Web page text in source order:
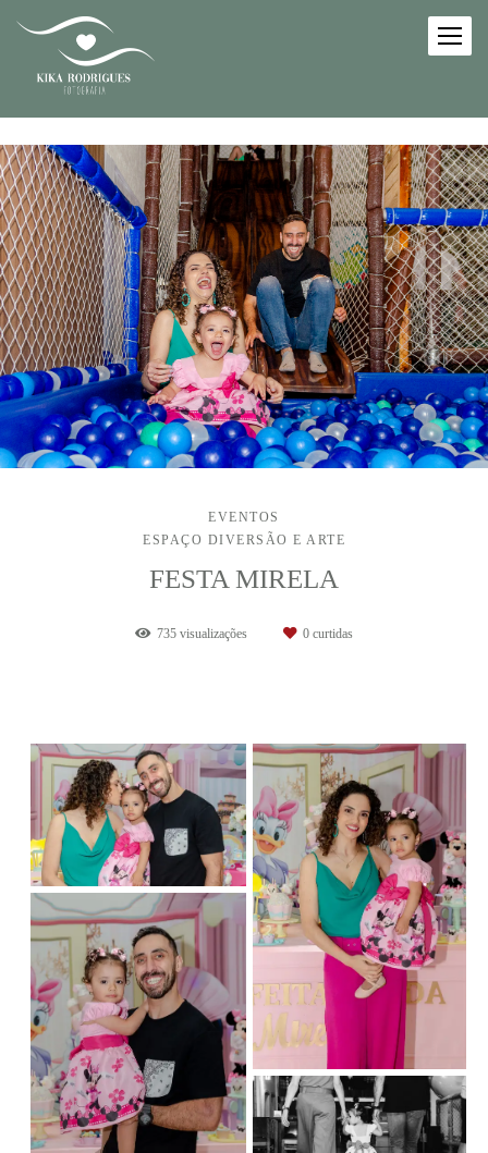
EVENTOS
ESPAÇO DIVERSÃO E ARTE
FESTA MIRELA
735 visualizações 0 curtidas